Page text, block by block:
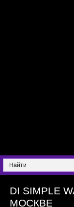
DI SIMPLE
МОСКВЕ